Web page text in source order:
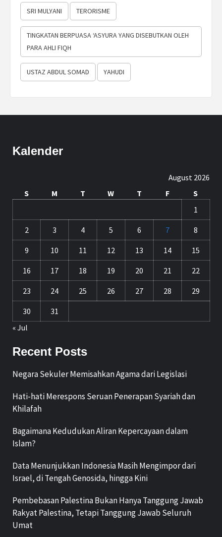
SRI MULYANI TERORISME
TINGKATAN BERPUASA ‘ASYURA YANG DISEBUTKAN OLEH
PARA AHLI FIQH
USTAZ ABDUL SOMAD YAHUDI
Kalender
August 2026
S
M T W T F
S
1
2 3 4 5 6 7 8
9 10 11 12 13 14 15
16 17 18 19 20 21 22
23 24 25 26 27 28 29
30
31
« Jul
Recent Posts
Negara Sekuler Memisahkan Agama dari Legislasi
Hati-hati Merespons Seruan Penerapan Syariah dan
Khilafah
Bagaimana Kedudukan Aliran Kepercayaan dalam
Islam?
Data Menunjukkan Indonesia Masih Mengimpor dari
Israel, di Tengah Genosida, hingga Kini
Pembebasan Palestina Bukan Hanya Tanggung Jawab
Rakyat Palestina, Tetapi Tanggung Jawab Seluruh
Umat